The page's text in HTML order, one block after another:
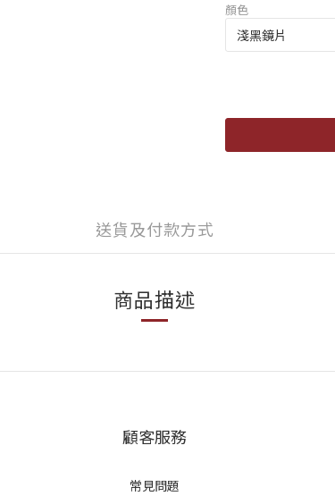
顏色
送貨及付款方式
商品描述
顧客服務
常見問題